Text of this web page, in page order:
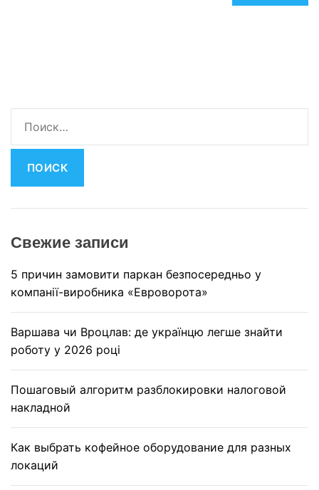
й
и
:
Свежие записи
5 причин замовити паркан безпосередньо у
компанії-виробника «Евроворота»
Варшава чи Вроцлав: де українцю легше знайти
роботу у 2026 році
Пошаговый алгоритм разблокировки налоговой
накладной
Как выбрать кофейное оборудование для разных
локаций